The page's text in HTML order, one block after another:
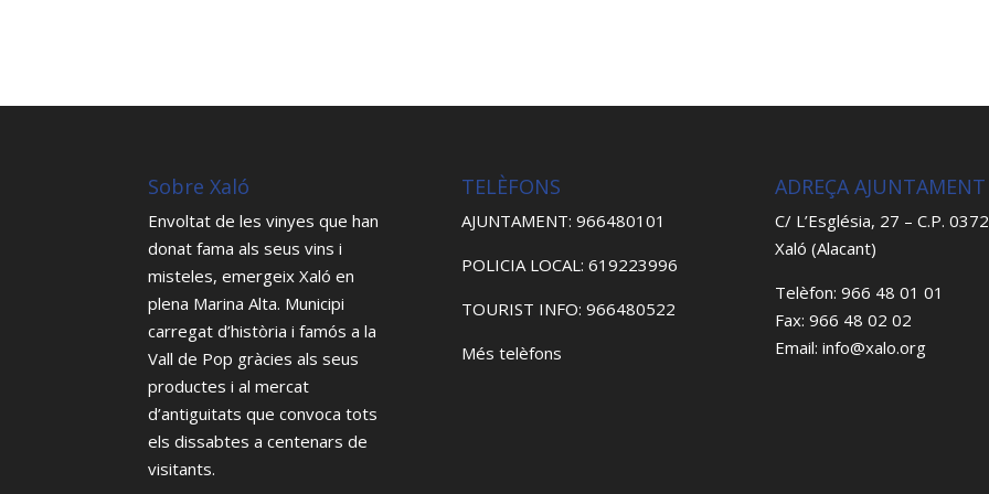
Sobre Xaló
Envoltat de les vinyes que han
donat fama als seus vins i
misteles, emergeix Xaló en
plena Marina Alta. Municipi
carregat d’història i famós a la
Vall de Pop gràcies als seus
productes i al mercat
d’antiguitats que convoca tots
els dissabtes a centenars de
visitants.
TELÈFONS
AJUNTAMENT: 966480101
POLICIA LOCAL: 619223996
TOURIST INFO: 966480522
Més telèfons
ADREÇA AJUNTAMENT
C/ L’Església, 27 – C.P.
Xaló (Alacant)
Telèfon: 966 48 01 01
Fax: 966 48 02 02
Email: info@xalo.org